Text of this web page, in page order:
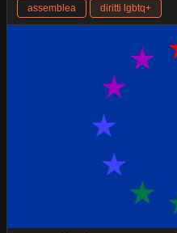
assemblea diritti lgbtq+